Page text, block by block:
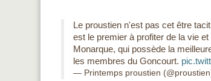
Le proustien n'est pas cet être
est le premier à profiter de la vie
Monarque, qui possède la
les membres du Goncourt.
— Printemps proustien